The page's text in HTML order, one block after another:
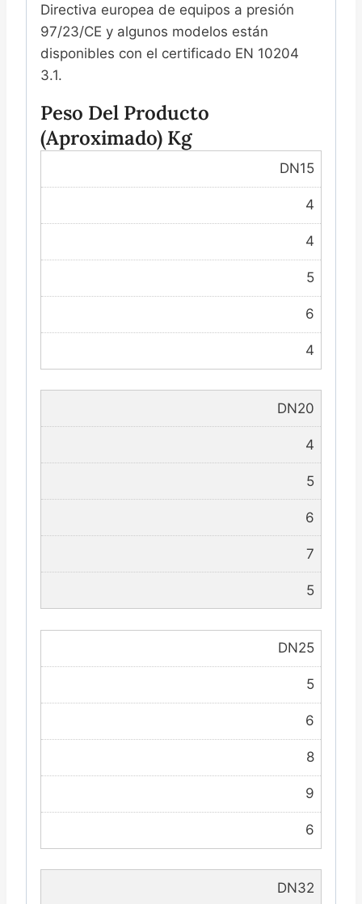
Directiva europea de equipos a presión
97/23/CE y algunos modelos están
disponibles con el certificado EN 10204
3.1.
Peso Del Producto
(aproximado) Kg
DN15
4
4
5
6
4
DN20
4
5
6
7
5
DN25
5
6
8
9
6
DN32